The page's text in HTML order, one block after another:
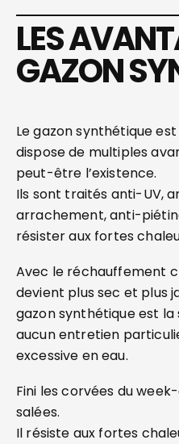
LES
GAZON
Le gazon synthétique
dispose de multiples
peut-être l’existence.
Ils sont traités anti-UV,
arrachement, anti-
résister aux fortes
Avec le réchauffement
devient plus sec et plus
gazon synthétique est la
aucun entretien
excessive en eau.
Fini les corvées du
salées.
Il résiste aux fortes